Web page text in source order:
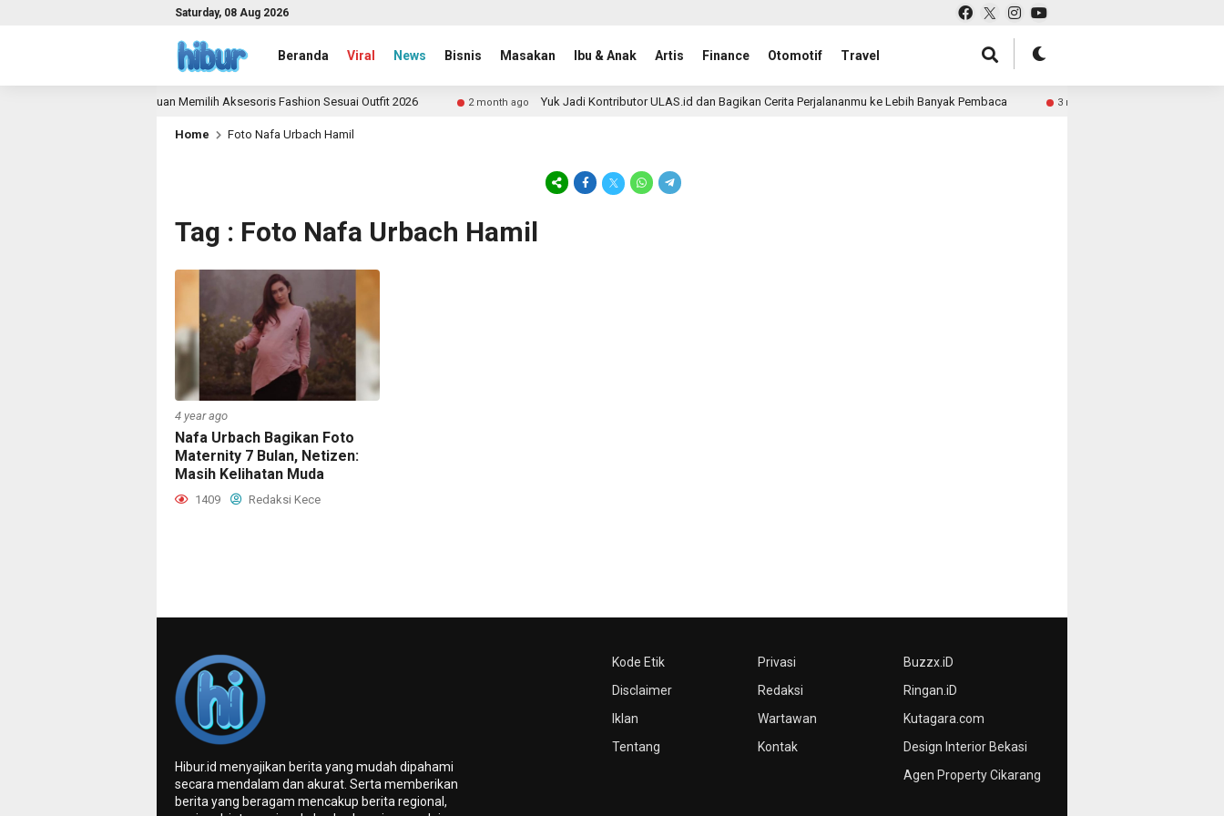
Saturday, 08 Aug 2026
Beranda Viral News Bisnis Masakan Ibu & Anak Artis Finance Otomotif Travel
Panduan Memilih Aksesoris Fashion Sesuai Outfit 2026 2 month ago Yuk Jadi Kontributor ULAS.id dan Bagikan Cerita Perjalananmu ke Lebih Banyak Pembaca 3 month ago
Home Foto Nafa Urbach Hamil
Tag : Foto Nafa Urbach Hamil
4 year ago
Nafa Urbach Bagikan Foto
Maternity 7 Bulan, Netizen:
Masih Kelihatan Muda
1409 Redaksi Kece
Kode Etik
Disclaimer
Iklan
Tentang
Privasi
Redaksi
Wartawan
Kontak
Buzzx.iD
Ringan.iD
Kutagara.com
Design Interior Bekasi
Agen Property Cikarang
Hibur.id menyajikan berita yang mudah dipahami
secara mendalam dan akurat. Serta memberikan
berita yang beragam mencakup berita regional,